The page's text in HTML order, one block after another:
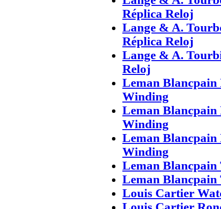
Réplica Reloj
Lange & A.
Réplica Reloj
Lange & A.
Reloj
Leman
Winding
Leman
Winding
Leman
Winding
Leman
Leman
Louis Cartier